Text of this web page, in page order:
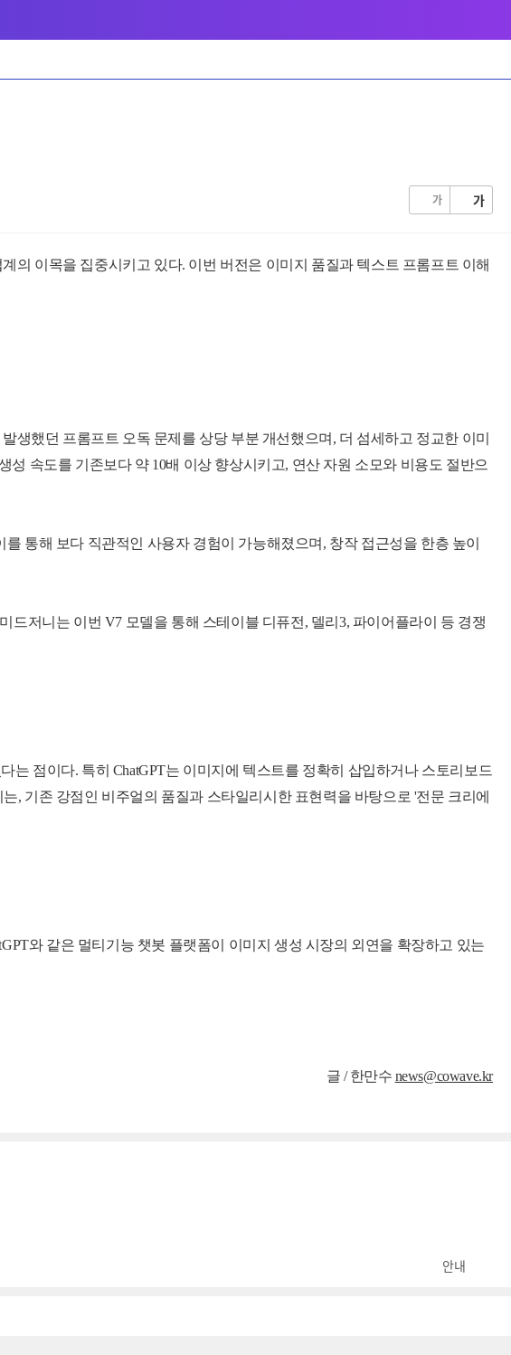
가 가
의 이목을 집중시키고 있다. 이번 버전은 이미지 품질과 텍스트 프롬프트 이해
했던 프롬프트 오독 문제를 상당 부분 개선했으며, 더 섬세하고 정교한 이미
속도를 기존보다 약 10배 이상 향상시키고, 연산 자원 소모와 비용도 절반으
통해 보다 직관적인 사용자 경험이 가능해졌으며, 창작 접근성을 한층 높이
저니는 이번 V7 모델을 통해 스테이블 디퓨전, 델리3, 파이어플라이 등 경쟁
점이다. 특히 ChatGPT는 이미지에 텍스트를 정확히 삽입하거나 스토리보드
, 기존 강점인 비주얼의 품질과 스타일리시한 표현력을 바탕으로 '전문 크리에
와 같은 멀티기능 챗봇 플랫폼이 이미지 생성 시장의 외연을 확장하고 있는
글 /한만수 news@cowave.kr
안내